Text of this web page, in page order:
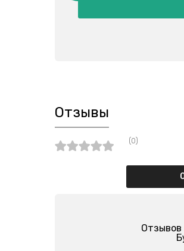
Отзывы
(0)
Отзывов